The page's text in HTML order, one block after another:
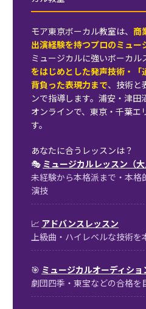
モア東京ボーカル教室は、 商
出演経験を持つプロのミュー
ミュージカルに強いボーカル
をはじめとした発声技術・「
背負った表現力まで、技術と
ンで指導します。浦安・津田
オンラインで、東京・千葉エ
す。
あなたに合うレッスンは？
🎭 ミュージカルレッスン（大
未経験から本格派まで・本格
演技
📈 アドバンスレッスン
上級曲・ハイレベルな技術を
🎯 ミュージカルオーディショ
劇団四季・東宝などの合格を